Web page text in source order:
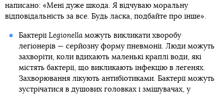
написано: «Мені дуже шкода. Я відчуваю моральну
відповідальність за все. Будь ласка, подбайте про інше».
Бактерії Legionellaможуть викликати хворобу
легіонерів — серйозну форму пневмонії. Люди можуть
захворіти, коли вдихають маленькі краплі води, які
містять бактерії, що викликають інфекцію в легенях.
Захворювання лікують антибіотиками. Бактерії можуть
зустрічатися в душових головках і змішувачах, у